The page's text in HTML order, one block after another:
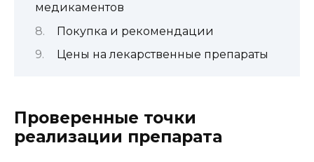
медикаментов
Покупка и рекомендации
Цены на лекарственные препараты
Проверенные точки
реализации препарата